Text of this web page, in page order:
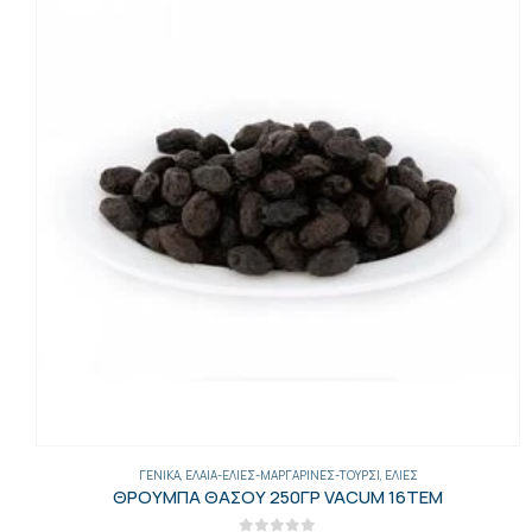
ΑΛΊΠΑΣΤΑ,ΓΕΝΙΚΑ
ΤΣΙΡΟΣΑΛΑΤΑ ΚΑΠΝ. 150ΓΡ ΦΑΝΑΡΙ